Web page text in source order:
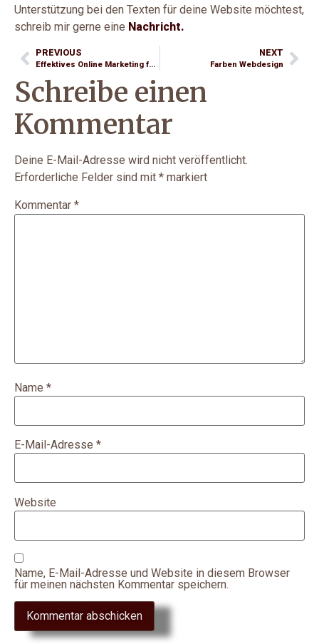
Unterstützung bei den Texten für deine Website möchtest,
schreib mir gerne eine Nachricht.
PREVIOUS
Effektives Online Marketing für Immobilienmakler – Strategien für mehr Sichtbarkeit & Leads
NEXT
Farben Webdesign
Schreibe einen
Kommentar
Deine E-Mail-Adresse wird nicht veröffentlicht.
Erforderliche Felder sind mit * markiert
Kommentar *
Name *
E-Mail-Adresse *
Website
Name, E-Mail-Adresse und Website in diesem Browser
für meinen nächsten Kommentar speichern.